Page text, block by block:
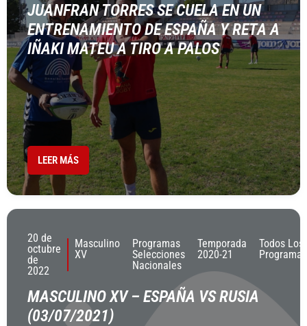
JUANFRAN TORRES SE CUELA EN UN
ENTRENAMIENTO DE ESPAÑA Y RETA A
IÑAKI MATEU A TIRO A PALOS
LEER MÁS
20 de
octubre
de
2022
Masculino
XV
Programas
Selecciones
Nacionales
Temporada
2020-21
Todos Los
Programas
MASCULINO XV – ESPAÑA VS RUSIA
(03/07/2021)